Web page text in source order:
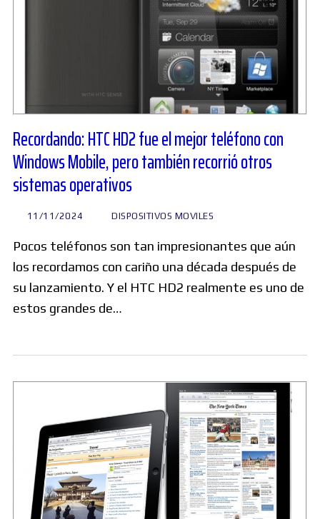
Recordando: HTC HD2 fue el mejor teléfono con
Windows Mobile, pero también recorrió otros
sistemas operativos
11/11/2024 DISPOSITIVOS MOVILES
Pocos teléfonos son tan impresionantes que aún
los recordamos con cariño una década después de
su lanzamiento. Y el HTC HD2 realmente es uno de
estos grandes de…